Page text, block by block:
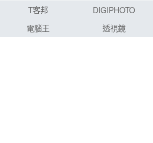
T客邦
DIGIPHOTO
電腦王 透視鏡